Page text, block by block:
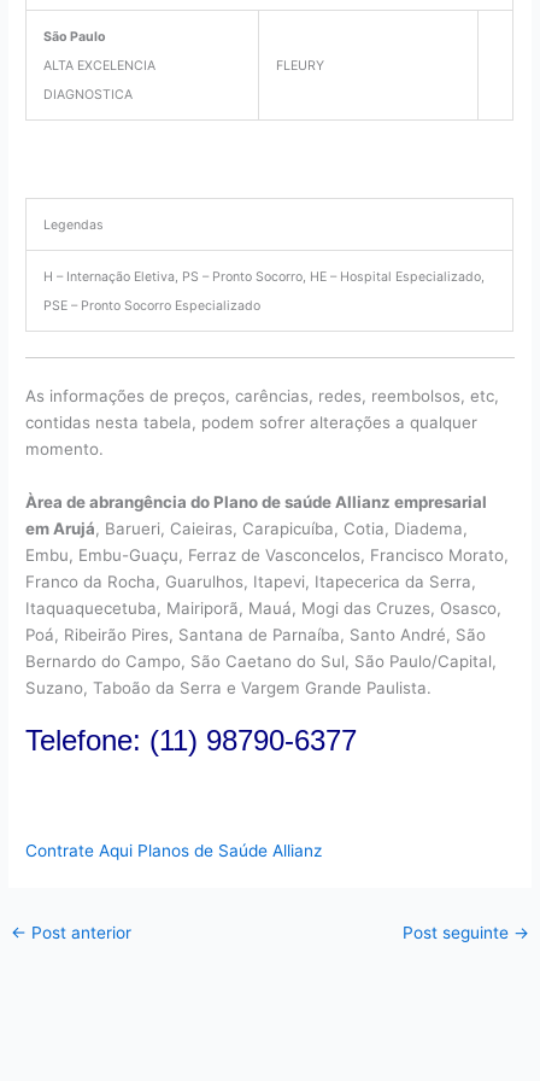
São Paulo
ALTA EXCELENCIA
DIAGNOSTICA
FLEURY
Legendas
H – Internação Eletiva, PS – Pronto Socorro, HE – Hospital Especializado,
PSE – Pronto Socorro Especializado
As informações de preços, carências, redes, reembolsos, etc,
contidas nesta tabela, podem sofrer alterações a qualquer
momento.
Àrea de abrangência do Plano de saúde Allianz empresarial
em Arujá, Barueri, Caieiras, Carapicuíba, Cotia, Diadema,
Embu, Embu-Guaçu, Ferraz de Vasconcelos, Francisco Morato,
Franco da Rocha, Guarulhos, Itapevi, Itapecerica da Serra,
Itaquaquecetuba, Mairiporã, Mauá, Mogi das Cruzes, Osasco,
Poá, Ribeirão Pires, Santana de Parnaíba, Santo André, São
Bernardo do Campo, São Caetano do Sul, São Paulo/Capital,
Suzano, Taboão da Serra e Vargem Grande Paulista.
Telefone: (11) 98790-6377
Contrate Aqui Planos de Saúde Allianz
← Post anterior Post seguinte →